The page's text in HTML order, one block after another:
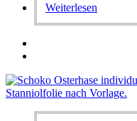
Weiterlesen